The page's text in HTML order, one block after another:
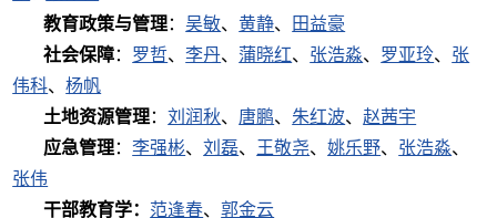
教育政策与管理：吴敏、黄静、
田益豪
社会保障： 罗哲、李丹、蒲晓红、 张浩淼、 罗亚玲、 张
伟科、杨帆
土地资源管理：刘润秋、 唐鹏、 朱红波、赵茜宇
应急管理：李强彬、刘磊、 王敬尧、姚乐野、 张浩淼、
张伟
干部教育学： 范逢春、郭金云